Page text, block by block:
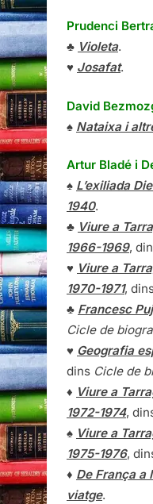
Prudenci
♣ Violeta.
♥ Josafat.
David
♠ Nataixa i
Artur Bladé i
♠ L’exiliada
1940.
♣ Viure a
1966-1969,
♥ Viure a
1970-1971,
♣ Francesc
Cicle de
♥ Geografia
dins Cicle de
♦ Viure a
1972-1974,
♠ Viure a
1975-1976,
♦ De França a
viatge.